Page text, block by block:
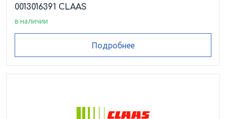
0013016391 CLAAS
в наличии
Подробнее